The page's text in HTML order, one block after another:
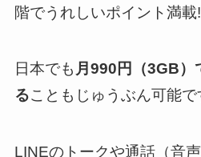
階でうれしいポイント満載!
日本でも 月990円（3GB）
ることもじゅうぶん可能で
LINEのトークや通話（音